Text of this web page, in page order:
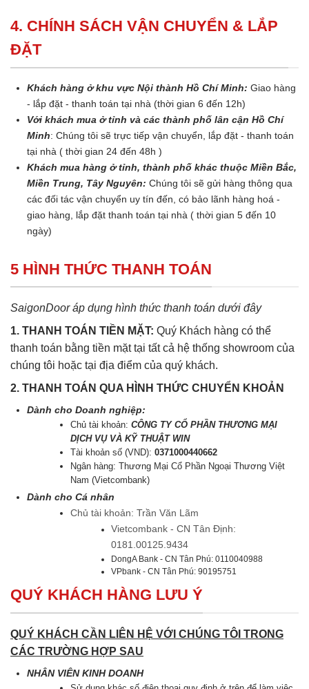
4. CHÍNH SÁCH VẬN CHUYỂN & LẮP
ĐẶT
Khách hàng ở khu vực Nội thành Hồ Chí Minh: Giao hàng
- lắp đặt - thanh toán tại nhà (thời gian 6 đến 12h)
Với khách mua ở tỉnh và các thành phố lân cận Hồ Chí
Minh: Chúng tôi sẽ trực tiếp vận chuyển, lắp đặt - thanh toán
tại nhà ( thời gian 24 đến 48h )
Khách mua hàng ở tỉnh, thành phố khác thuộc Miền Bắc,
Miền Trung, Tây Nguyên: Chúng tôi sẽ gửi hàng thông qua
các đối tác vận chuyển uy tín đến, có bảo lãnh hàng hoá -
giao hàng, lắp đặt thanh toán tại nhà ( thời gian 5 đến 10
ngày)
5 HÌNH THỨC THANH TOÁN
SaigonDoor áp dụng hình thức thanh toán dưới đây
1. THANH TOÁN TIỀN MẶT: Quý Khách hàng có thể
thanh toán bằng tiền mặt tại tất cả hệ thống showroom của
chúng tôi hoặc tại địa điểm của quý khách.
2. THANH TOÁN QUA HÌNH THỨC CHUYỂN KHOẢN
Dành cho Doanh nghiệp:
Chủ tài khoản:CÔNG TY CỔ PHẦN THƯƠNG MẠI
DỊCH VỤ VÀ KỸ THUẬT WIN
Tài khoản số (VND):0371000440662
Ngân hàng: Thương Mại Cổ Phần Ngoại Thương Việt
Nam (Vietcombank)
Dành cho Cá nhân
Chủ tài khoản: Trần Văn Lãm
Vietcombank - CN Tân Định:
0181.00125.9434
DongA Bank - CN Tân Phú: 0110040988
VPbank - CN Tân Phú: 90195751
QUÝ KHÁCH HÀNG LƯU Ý
QUÝ KHÁCH CẦN LIÊN HỆ VỚI CHÚNG TÔI TRONG
CÁC TRƯỜNG HỢP SAU
NHÂN VIÊN KINH DOANH